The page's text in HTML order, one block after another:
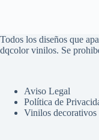
Todos los diseños que
dqcolor vinilos. Se
Aviso Legal
Política de
Vinilos decorativos